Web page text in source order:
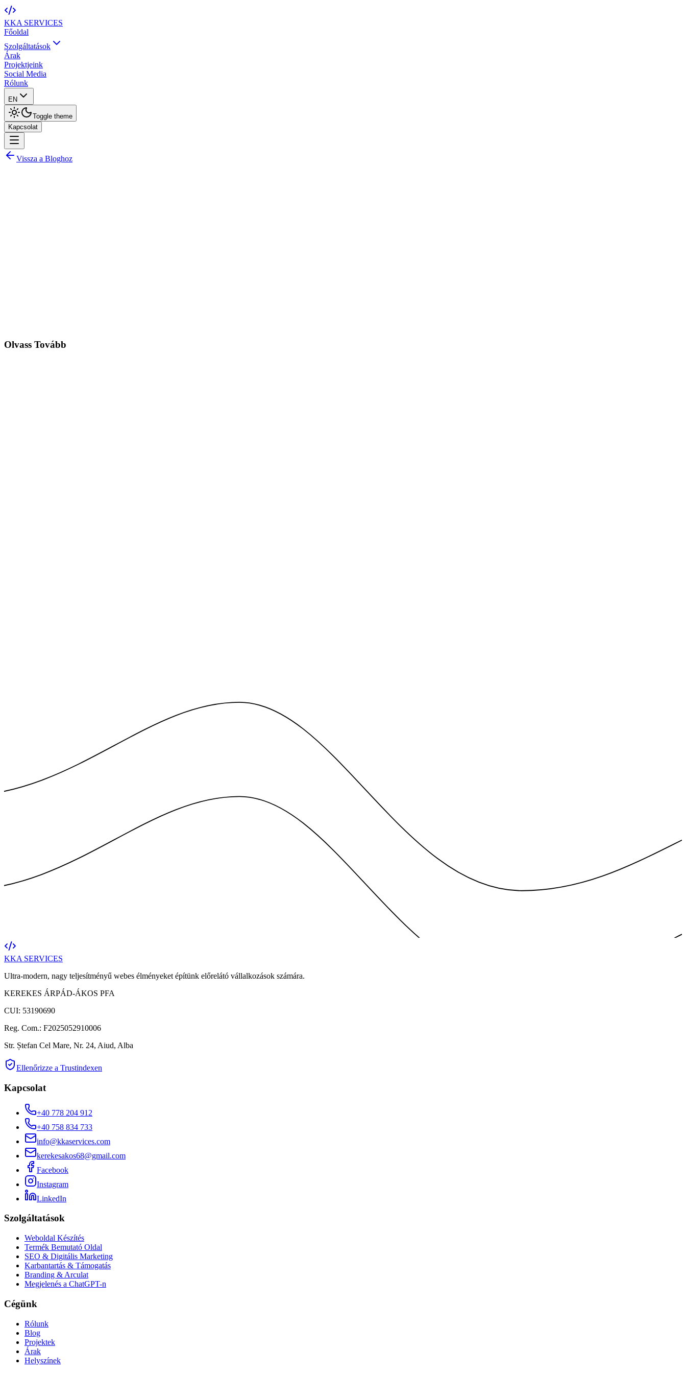
KKA SERVICES
Főoldal
Szolgáltatások
Árak
Projektjeink
Social Media
Rólunk
EN
Toggle theme
Kapcsolat
Vissza a Bloghoz
Olvass Tovább
KKA SERVICES
Ultra-modern, nagy teljesítményű webes élményeket építünk előrelátó vállalkozások számára.
KEREKES ÁRPÁD-ÁKOS PFA
CUI: 53190690
Reg. Com.: F2025052910006
Str. Ștefan Cel Mare, Nr. 24, Aiud, Alba
Ellenőrizze a Trustindexen
Kapcsolat
+40 778 204 912
+40 758 834 733
info@kkaservices.com
kerekesakos68@gmail.com
Facebook
Instagram
LinkedIn
Szolgáltatások
Weboldal Készítés
Termék Bemutató Oldal
SEO & Digitális Marketing
Karbantartás & Támogatás
Branding & Arculat
Megjelenés a ChatGPT-n
Cégünk
Rólunk
Blog
Projektek
Árak
Helyszínek